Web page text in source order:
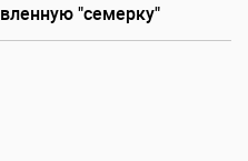
"семерку"